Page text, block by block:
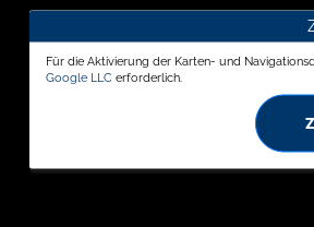
Für die Aktivierung der Karten- und
Google LLC erforderlich.